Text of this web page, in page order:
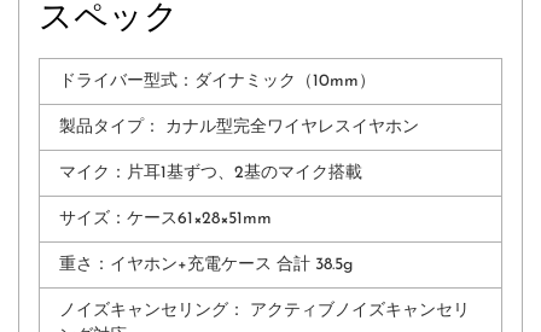
スペック
ドライバー型式：ダイナミック（10mm）
製品タイプ： カナル型完全ワイヤレスイヤホン
マイク： 片耳1基ずつ、2基のマイク搭載
サイズ： ケース61×28×51mm
重さ：イヤホン+充電ケース 合計 38.5g
ノイズキャンセリング：
アクティブノイズキャンセリ